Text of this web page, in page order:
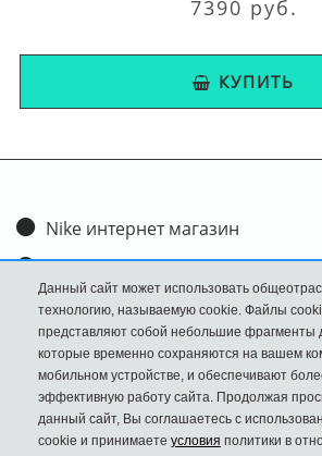
7390 руб.
КУПИТЬ
Nike интернет магазин
Доставка и оплата
Обмен и возврат
Размеры
FAQ
Новости
Данный сайт может использовать
технологию, называемую cookie. Файлы
представляют собой небольшие фрагменты
которые временно сохраняются на вашем
мобильном устройстве, и обеспечивают
эффективную работу сайта. Продолжая
данный сайт, Вы соглашаетесь с
cookie и принимаете условия политики в